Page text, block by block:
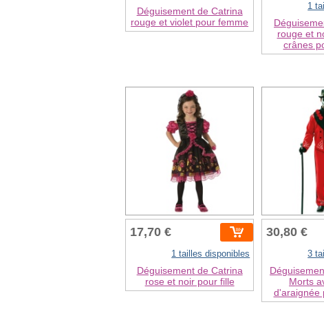
Déguisement de Catrina
rouge et violet pour femme
1
rouge et
crânes
17,70 €
1 tailles disponibles
Déguisement de Catrina
rose et noir pour fille
30,80 €
3
Morts
d'araignée